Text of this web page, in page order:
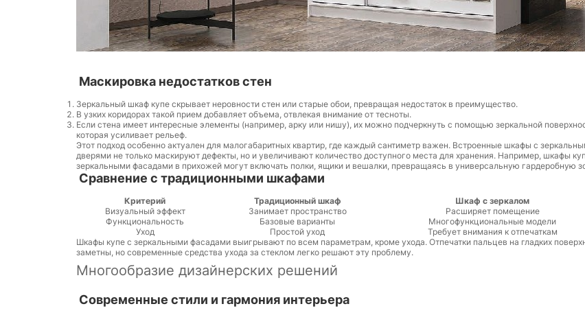
Маскировка недостатков стен
Зеркальный шкаф купе скрывает неровности стен или старые обои, превращая недостаток в преимущество.
В узких коридорах такой прием добавляет объема, отвлекая внимание от тесноты.
Если стена имеет интересные элементы (например, арку или нишу), их можно подчеркнуть с помощью зеркальной
которая усиливает рельеф.
Этот подход особенно актуален для малогабаритных квартир, где каждый сантиметр важен. Встроенные шкафы с
дверями не только маскируют дефекты, но и увеличивают количество доступного места для хранения. Например, шкафы
зеркальными фасадами в прихожей могут включать полки, ящики и вешалки, превращаясь в универсальную гардеробную
Сравнение с традиционными шкафами
Критерий Традиционный шкаф
Шкаф с зеркалом
Визуальный эффект
Занимает пространство
Расширяет помещение
Функциональность
Базовые варианты
Многофункциональные модели
Уход
Простой уход
Требует внимания к отпечаткам
Шкафы купе с зеркальными фасадами выигрывают по всем параметрам, кроме ухода. Отпечатки пальцев на гладких
заметны, но современные средства ухода за стеклом легко решают эту проблему.
Многообразие дизайнерских решений
Современные стили и гармония интерьера